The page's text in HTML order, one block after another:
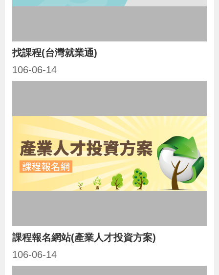
找課程(台灣就業通)
106-06-14
課程報名網站(產業人才投資方案)
106-06-14